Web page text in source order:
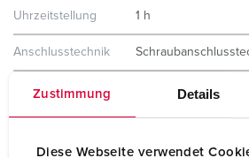
Zustimmung Details
Diese Webseite verwendet
Uhrzeitstellung 1 h
Anschlusstechnik
Kontakt
vernickelte Kontakte
X-CONTACT®
Schutzart IP67 / IP69